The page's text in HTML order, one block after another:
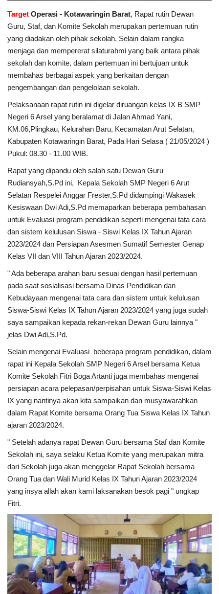
Target Operasi - Kotawaringin Barat, Rapat rutin Dewan
Guru, Staf, dan Komite Sekolah merupakan pertemuan rutin
yang diadakan oleh pihak sekolah. Selain dalam rangka
menjaga dan mempererat silaturahmi yang baik antara pihak
sekolah dan komite, dalam pertemuan ini bertujuan untuk
membahas berbagai aspek yang berkaitan dengan
pengembangan dan pengelolaan sekolah.
Pelaksanaan rapat rutin ini digelar diruangan kelas IX B SMP
Negeri 6 Arsel yang beralamat di Jalan Ahmad Yani,
KM.06,Plingkau, Kelurahan Baru, Kecamatan Arut Selatan,
Kabupaten Kotawaringin Barat, Pada Hari Selasa ( 21/05/2024 )
Pukul: 08.30 - 11.00 WIB.
Rapat yang dipandu oleh salah satu Dewan Guru
Rudiansyah,S.Pd ini, Kepala Sekolah SMP Negeri 6 Arut
Selatan Respelei Anggar Frester,S.Pd didampingi Wakasek
Kesiswaan Dwi Adi,S.Pd memaparkan beberapa pembahasan
untuk Evaluasi program pendidikan seperti mengenai tata cara
dan sistem kelulusan Siswa - Siswi Kelas IX Tahun Ajaran
2023/2024 dan Persiapan Asesmen Sumatif Semester Genap
Kelas VII dan VIII Tahun Ajaran 2023/2024.
" Ada beberapa arahan baru sesuai dengan hasil pertemuan
pada saat sosialisasi bersama Dinas Pendidikan dan
Kebudayaan mengenai tata cara dan sistem untuk kelulusan
Siswa-Siswi Kelas IX Tahun Ajaran 2023/2024 yang juga sudah
saya sampaikan kepada rekan-rekan Dewan Guru lainnya "
jelas Dwi Adi,S.Pd.
Selain mengenai Evaluasi beberapa program pendidikan, dalam
rapat ini Kepala Sekolah SMP Negeri 6 Arsel bersama Ketua
Komite Sekolah Fitri Boga Artanti juga membahas mengenai
persiapan acara pelepasan/perpisahan untuk Siswa-Siswi Kelas
IX yang nantinya akan kita sampaikan dan musyawarahkan
dalam Rapat Komite bersama Orang Tua Siswa Kelas IX Tahun
ajaran 2023/2024.
" Setelah adanya rapat Dewan Guru bersama Staf dan Komite
Sekolah ini, saya selaku Ketua Komite yang merupakan mitra
dari Sekolah juga akan menggelar Rapat Sekolah bersama
Orang Tua dan Wali Murid Kelas IX Tahun Ajaran 2023/2024
yang insya allah akan kami laksanakan besok pagi " ungkap
Fitri.